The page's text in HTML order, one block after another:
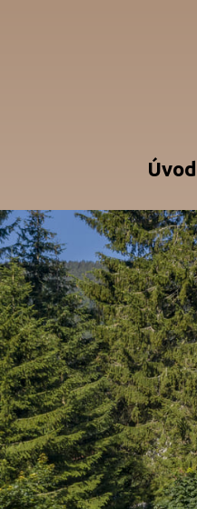
Úvod